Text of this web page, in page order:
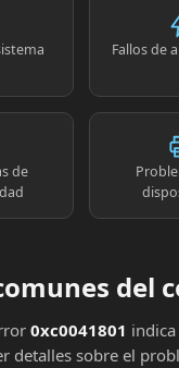
Fallos de
de
del
0xc0041801
detalles sobre el